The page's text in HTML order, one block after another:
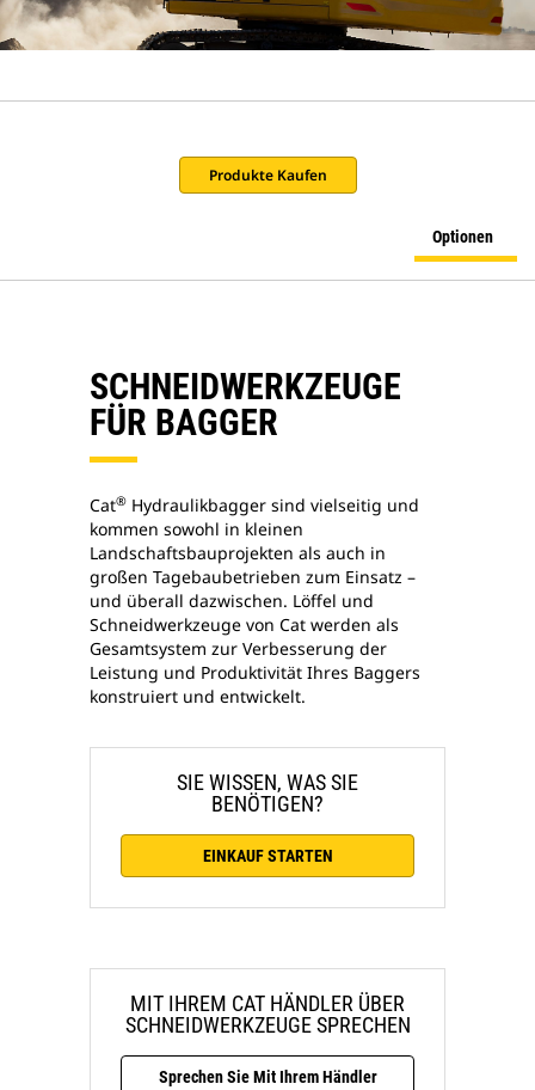
Produkte Kaufen
Optionen
SCHNEIDWERKZEUGE
FÜR BAGGER
Cat® Hydraulikbagger sind vielseitig und
kommen sowohl in kleinen
Landschaftsbauprojekten als auch in
großen Tagebaubetrieben zum Einsatz –
und überall dazwischen. Löffel und
Schneidwerkzeuge von Cat werden als
Gesamtsystem zur Verbesserung der
Leistung und Produktivität Ihres Baggers
konstruiert und entwickelt.
SIE WISSEN, WAS SIE
BENÖTIGEN?
EINKAUF STARTEN
MIT IHREM CAT HÄNDLER ÜBER
SCHNEIDWERKZEUGE SPRECHEN
Sprechen Sie Mit Ihrem Händler